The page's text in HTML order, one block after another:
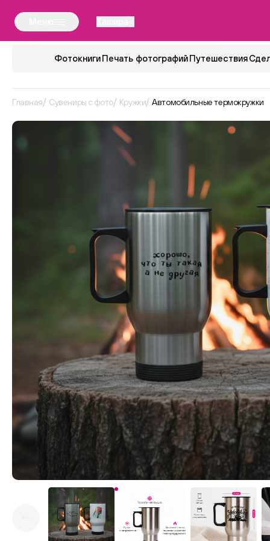
Фотокниги Печать фотографий Путешествия
Главная Сувениры с фото Кружки Автомобильные термокружки